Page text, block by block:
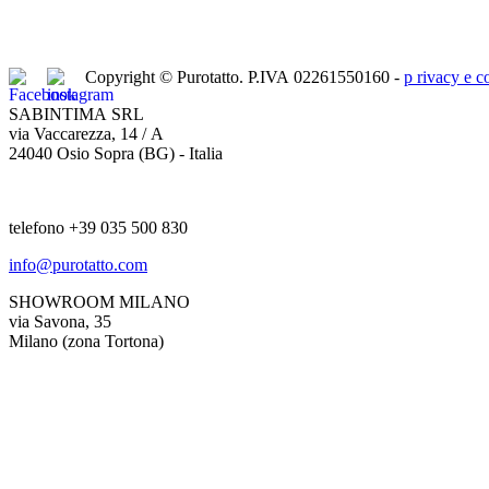
Copyright © Purotatto. P.IVA 02261550160 - p rivacy e
SABINTIMA SRL
via Vaccarezza, 14 / A
24040 Osio Sopra (BG) - Italia
telefono +39 035 500 830
info@purotatto.com
SHOWROOM MILANO
via Savona, 35
Milano (zona Tortona)